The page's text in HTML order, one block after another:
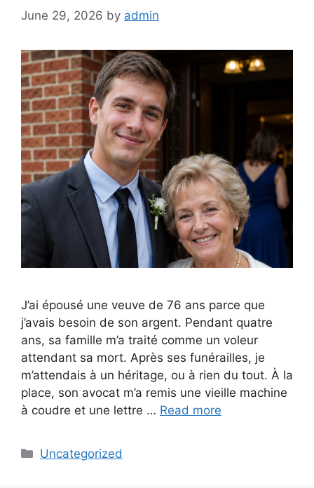
June 29, 2026 by admin
J’ai épousé une veuve de 76 ans parce que
j’avais besoin de son argent. Pendant quatre
ans, sa famille m’a traité comme un voleur
attendant sa mort. Après ses funérailles, je
m’attendais à un héritage, ou à rien du tout. À la
place, son avocat m’a remis une vieille machine
à coudre et une lettre … Read more
Categories
Uncategorized